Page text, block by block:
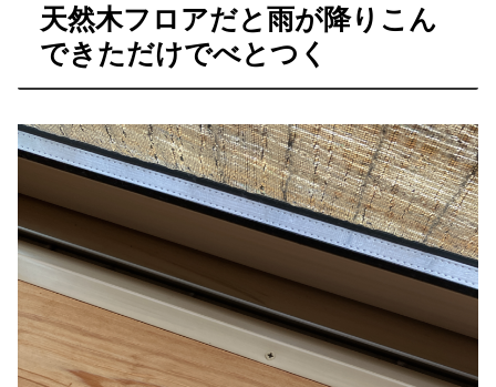
天然木フロアだと雨が降りこん
できただけでべとつく